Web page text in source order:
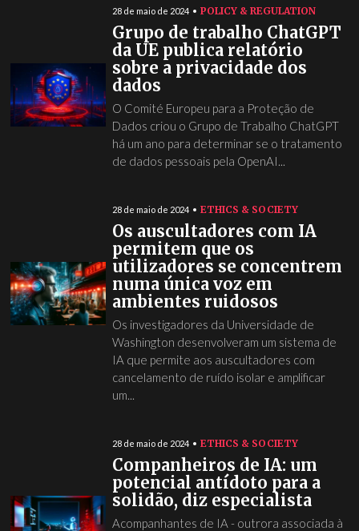
28 de maio de 2024 POLICY & REGULATION
Grupo de trabalho ChatGPT
da UE publica relatório
sobre a privacidade dos
dados
O Comité Europeu para a Proteção de
Dados criou o Grupo de Trabalho ChatGPT
há um ano para determinar se o tratamento
de dados pessoais pela OpenAI...
28 de maio de 2024 ETHICS & SOCIETY
Os auscultadores com IA
permitem que os
utilizadores se concentrem
numa única voz em
ambientes ruidosos
Os investigadores da Universidade de
Washington desenvolveram um sistema de
IA que permite aos auscultadores com
cancelamento de ruído isolar e amplificar
um...
28 de maio de 2024 ETHICS & SOCIETY
Companheiros de IA: um
potencial antídoto para a
solidão, diz especialista
Acompanhantes de IA - outrora associada à